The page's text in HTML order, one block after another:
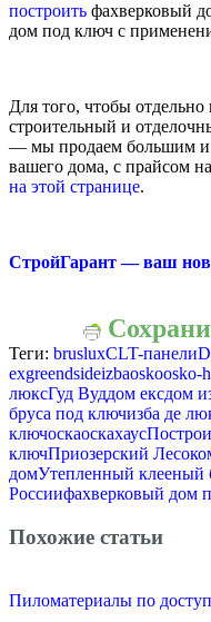
построить фахверковый
дом под ключ с
Для того, чтобы
строительный и
— мы продаем большим и
вашего дома, с прайсом
на этой странице.
СтройГарант — ваш
Теги: brusluxCLT-панели
exgreendsideizbaoskoosko-
люксГуд Вуддом ексдом
бруса под ключизба де
ключоскаоскахаус
ключПриозерский
домУтепленный клееный
Россиифахверковый дом
Похожие статьи
Пиломатериалы по